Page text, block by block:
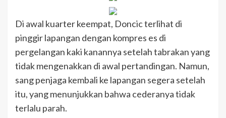
Di awal kuarter keempat, Doncic terlihat di
pinggir lapangan dengan kompres es di
pergelangan kaki kanannya setelah tabrakan yang
tidak mengenakkan di awal pertandingan. Namun,
sang penjaga kembali ke lapangan segera setelah
itu, yang menunjukkan bahwa cederanya tidak
terlalu parah.